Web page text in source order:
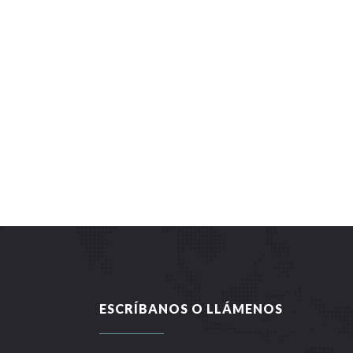
ESCRÍBANOS O LLÁMENOS